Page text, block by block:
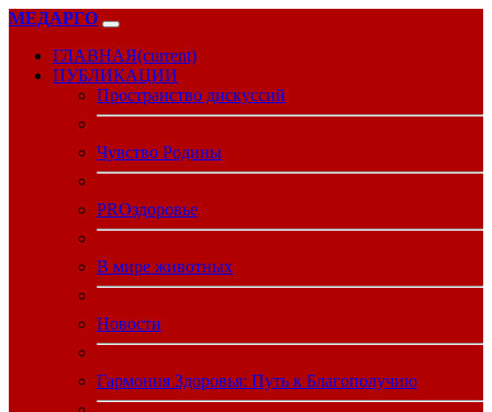
МЕДАРГО
ГЛАВНАЯ(current)
ПУБЛИКАЦИИ
Пространство дискуссий
Чувство Родины
PROздоровье
В мире животных
Новости
Гармония Здоровья: Путь к Благополучию